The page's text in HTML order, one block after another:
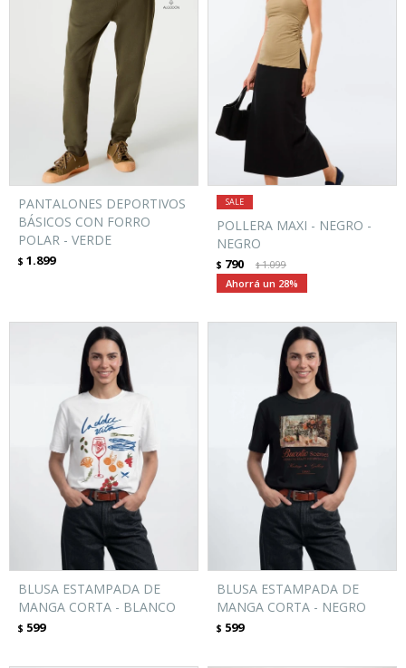
PANTALONES DEPORTIVOS
BÁSICOS CON FORRO
POLAR - VERDE
$ 1.899
POLLERA MAXI - NEGRO -
NEGRO
$ 790 $1.099
28
BLUSA ESTAMPADA DE
MANGA CORTA - BLANCO
$ 599
BLUSA ESTAMPADA DE
MANGA CORTA - NEGRO
$ 599